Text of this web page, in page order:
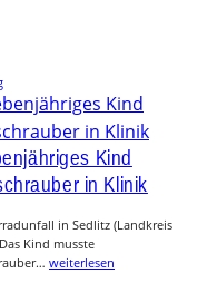
Kind
in Klinik
in Sedlitz (Landkreis
Kind musste
weiterlesen